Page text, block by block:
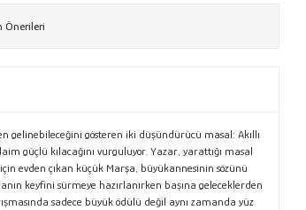
Önerileri
gelinebileceğini gösteren iki düşündürücü masal: Akıllı
güçlü kılacağını vurguluyor. Yazar, yarattığı masal
evden çıkan küçük Marşa, büyükannesinin sözünü
keyfini sürmeye hazırlanırken başına geleceklerden
sadece büyük ödülü değil aynı zamanda yüz